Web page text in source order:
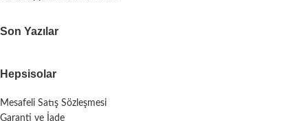
Son Yazılar
Hepsisolar
Mesafeli Satış Sözleşmesi
Garanti ve İade